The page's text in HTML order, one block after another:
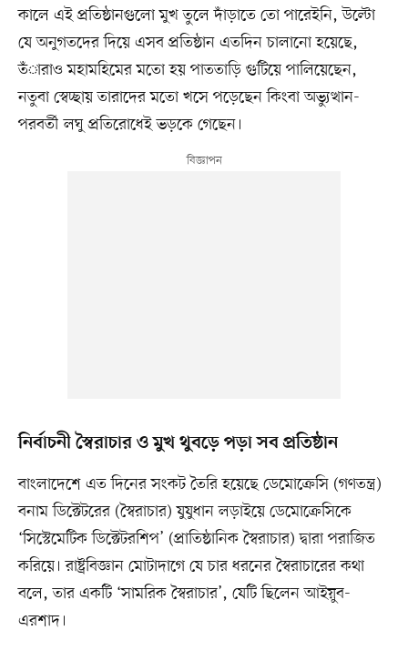
কালে এই প্রতিষ্ঠানগুলো মুখ তুলে দাঁড়াতে তো পারেইনি, উল্টো
যে অনুগতদের দিয়ে এসব প্রতিষ্ঠান এতদিন চালানো হয়েছে,
তঁারাও মহামহিমের মতো হয় পাততাড়ি গুটিয়ে পালিয়েছেন,
নতুবা স্বেচ্ছায় তারাদের মতো খসে পড়েছেন কিংবা অভ্যুত্থান-
পরবর্তী লঘু প্রতিরোধেই ভড়কে গেছেন।
নির্বাচনী স্বৈরাচার ও মুখ থুবড়ে পড়া সব প্রতিষ্ঠান
বাংলাদেশে এত দিনের সংকট তৈরি হয়েছে ডেমোক্রেসি (গণতন্ত্র)
বনাম ডিক্টেটরের (স্বৈরাচার) যুযুধান লড়াইয়ে ডেমোক্রেসিকে
‘সিস্টেমেটিক ডিক্টেটরশিপ’ (প্রাতিষ্ঠানিক স্বৈরাচার) দ্বারা পরাজিত
করিয়ে। রাষ্ট্রবিজ্ঞান মোটাদাগে যে চার ধরনের স্বৈরাচারের কথা
বলে, তার একটি ‘সামরিক স্বৈরাচার’, যেটি ছিলেন আইয়ুব-
এরশাদ।